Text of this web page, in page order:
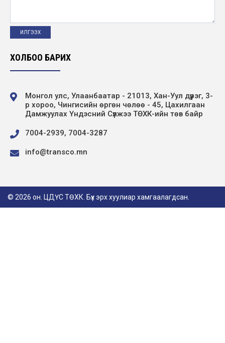
ХОЛБОО БАРИХ
Монгол улс, Улаанбаатар - 21013, Хан-Уул дүүрэг, 3-
р хороо, Чингисийн өргөн чөлөө - 45, Цахилгаан
Дамжуулах Үндэсний Сүлжээ ТӨХК-ийн төв байр
7004-2939, 7004-3287
info@transco.mn
© 2026 он. ЦДҮС ТӨХК. Бүх эрх хуулиар хамгаалагдсан.